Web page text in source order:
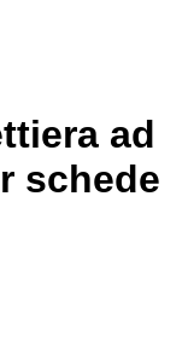
ad
schede